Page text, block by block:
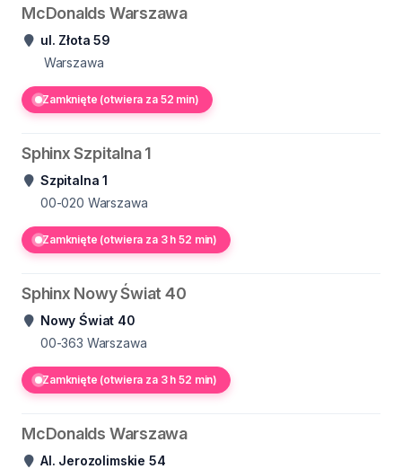
McDonalds Warszawa
ul. Złota 59
Warszawa
Zamknięte (otwiera za 52 min)
Sphinx Szpitalna 1
Szpitalna 1
00-020 Warszawa
Zamknięte (otwiera za 3 h 52 min)
Sphinx Nowy Świat 40
Nowy Świat 40
00-363 Warszawa
Zamknięte (otwiera za 3 h 52 min)
McDonalds Warszawa
Al. Jerozolimskie 54